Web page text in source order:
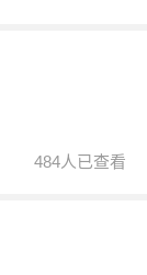
484人已查看